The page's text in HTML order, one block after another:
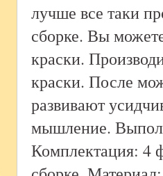
лучше все таки
сборке. Вы
краски.
краски. После
развивают
мышление.
Комплектация: 4